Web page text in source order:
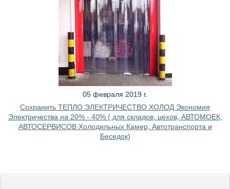
05 февраля 2019 г.
Сохранить ТЕПЛО ЭЛЕКТРИЧЕСТВО ХОЛОД Экономия
Электричества на 20% - 40% ( для складов, цехов, АВТОМОЕК,
АВТОСЕРВИСОВ Холодильных Камер, Автотранспорта и
Беседок)